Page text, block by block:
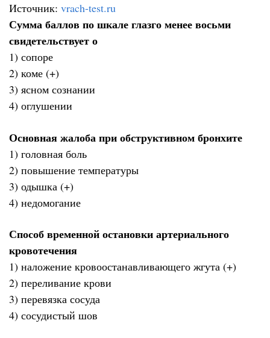
Источник: vrach-test.ru
Сумма баллов по шкале глазго менее восьми
свидетельствует о
1) сопоре
2) коме (+)
3) ясном сознании
4) оглушении
Основная жалоба при обструктивном бронхите
1) головная боль
2) повышение температуры
3) одышка (+)
4) недомогание
Способ временной остановки артериального
кровотечения
1) наложение кровоостанавливающего жгута (+)
2) переливание крови
3) перевязка сосуда
4) сосудистый шов